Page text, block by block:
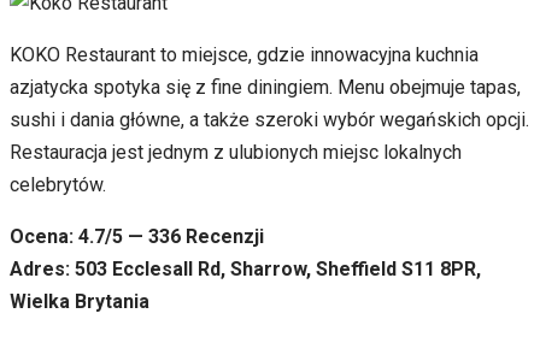
KOKO Restaurant to miejsce, gdzie innowacyjna kuchnia
azjatycka spotyka się z fine diningiem. Menu obejmuje tapas,
sushi i dania główne, a także szeroki wybór wegańskich opcji.
Restauracja jest jednym z ulubionych miejsc lokalnych
celebrytów.
Ocena: 4.7/5 — 336 Recenzji
Adres: 503 Ecclesall Rd, Sharrow, Sheffield S11 8PR,
Wielka Brytania